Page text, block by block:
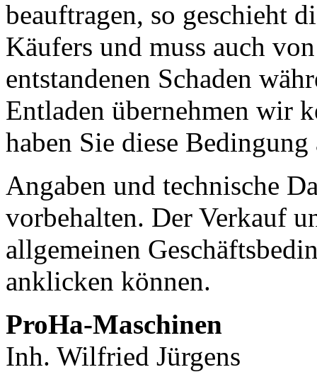
beauftragen, so geschieht
Käufers und muss auch
entstandenen Schaden
Entladen übernehmen wir
haben Sie diese Bedingung
Angaben und technische
vorbehalten. Der Verkauf
allgemeinen
anklicken können.
ProHa-Maschinen
Inh. Wilfried Jürgens